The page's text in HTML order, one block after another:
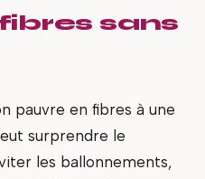
sans
pauvre en fibres à une
surprendre le
les ballonnements,